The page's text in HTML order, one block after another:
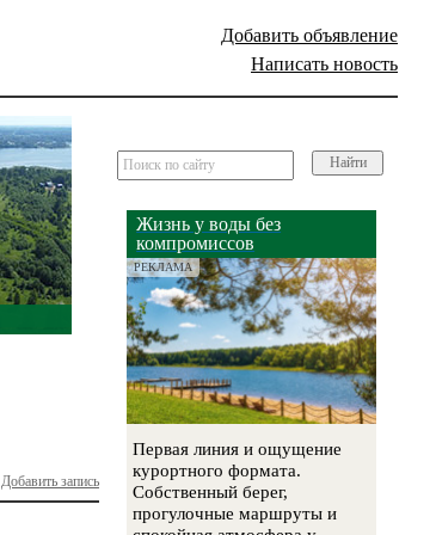
Добавить объявление
Написать новость
Добавить запись
Найти
Жизнь у воды без
компромиссов
РЕКЛАМА
Первая линия и ощущение
курортного формата.
Собственный берег,
прогулочные маршруты и